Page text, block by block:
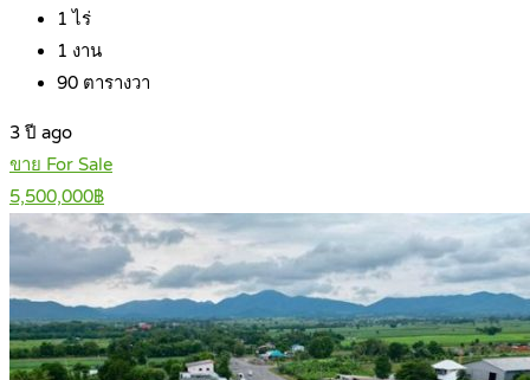
1 ไร่
1 งาน
90 ตารางวา
3 ปี ago
ขาย For Sale
5,500,000฿